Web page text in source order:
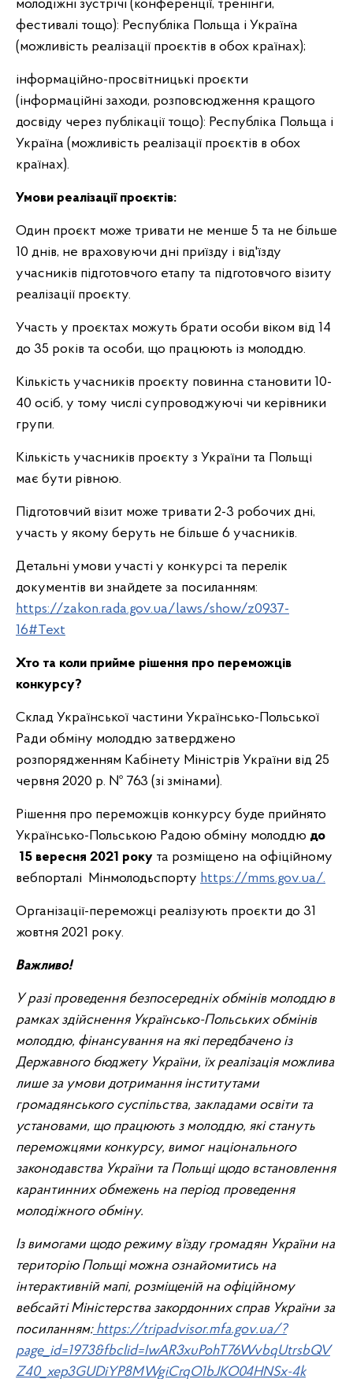
молодіжні зустрічі (конференції, тренінги,
фестивалі тощо): Республіка Польща і Україна
(можливість реалізації проєктів в обох країнах);
інформаційно-просвітницькі проєкти
(інформаційні заходи, розповсюдження кращого
досвіду через публікації тощо): Республіка Польща і
Україна (можливість реалізації проєктів в обох
країнах).
Умови реалізації проєктів:
Один проєкт може тривати не менше 5 та не більше
10 днів, не враховуючи дні приїзду і від'їзду
учасників підготовчого етапу та підготовчого візиту
реалізації проєкту.
Участь у проєктах можуть брати особи віком від 14
до 35 років та особи, що працюють із молоддю.
Кількість учасників проєкту повинна становити 10-
40 осіб, у тому числі супроводжуючі чи керівники
групи.
Кількість учасників проєкту з України та Польщі
має бути рівною.
Підготовчий візит може тривати 2-3 робочих дні,
участь у якому беруть не більше 6 учасників.
Детальні умови участі у конкурсі та перелік
документів ви знайдете за посиланням:
https://zakon.rada.gov.ua/laws/show/z0937-
16#Text
Хто та коли прийме рішення про переможців
конкурсу?
Склад Української частини Українсько-Польської
Ради обміну молоддю затверджено
розпорядженням Кабінету Міністрів України від 25
червня 2020 р. № 763 (зі змінами).
Рішення про переможців конкурсу буде прийнято
Українсько-Польською Радою обміну молоддю до
15 вересня 2021 року та розміщено на офіційному
вебпорталі Мінмолодьспорту https://mms.gov.ua/.
Організації-переможці реалізують проєкти до 31
жовтня 2021 року.
Важливо!
У разі проведення безпосередніх обмінів молоддю в
рамках здійснення Українсько-Польських обмінів
молоддю, фінансування на які передбачено із
Державного бюджету України, їх реалізація можлива
лише за умови дотримання інститутами
громадянського суспільства, закладами освіти та
установами, що працюють з молоддю, які стануть
переможцями конкурсу, вимог національного
законодавства України та Польщі щодо встановлення
карантинних обмежень на період проведення
молодіжного обміну.
Із вимогами щодо режиму в’їзду громадян України на
територію Польщі можна ознайомитись на
інтерактивній мапі, розміщеній на офіційному
вебсайті Міністерства закордонних справ України за
посиланням:https://tripadvisor.mfa.gov.ua/?
page_id=1973&fbclid=IwAR3xuPohT76WvbqUtrsbQV
Z40_xep3GUDiYP8MWgiCrqO1bJKO04HNSx-4k